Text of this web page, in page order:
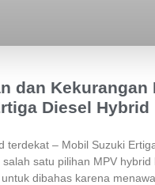
dan Kekurangan
Diesel Hybrid
terdekat – Mobil Suzuki
satu pilihan MPV hybrid
dibahas karena